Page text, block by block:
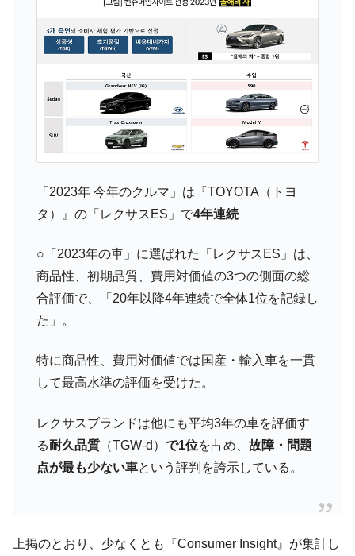
韓国株式市場･暗黒の火曜日。サーキットブ
レイカーも発動！ 半導体2銘柄の暴落
Fact1
日本の誇る海洋資源調査船『白嶺』は先進技術の
Fact1
夏の甲子園、優勝校を最も多く輩出している都道
府県とは？
Fact1 今話題の「楽天ライオンズ」とは？
Fact1 奇跡の毛色「白毛馬」とは？
Fact1
全て勝つといくら？ 競馬GI競走で勝利騎手がもら
える賞金とは？
発表から2日で大崩壊、鳴かず飛ばずに終わりそう
なスーパーリーグとは？
Fact1
日本人マスターズ挑戦の歴史。松山以前に最高位
だった選手とは？
甲子園通算本塁打、最多の清原に次いで多く打っ
ている意外な選手とは？
「2023年 今年のクルマ」は『TOYOTA（トヨ
タ）』の「レクサスES」で4年連続
○「2023年の車」に選ばれた「レクサスES」は、
商品性、初期品質、費用対価値の3つの側面の総
合評価で、「20年以降4年連続で全体1位を記録し
た」。
特に商品性、費用対価値では国産・輸入車を一貫
して最高水準の評価を受けた。
レクサスブランドは他にも平均3年の車を評価す
る耐久品質（TGW-d） で1位を占め、 故障・問題
点が最も少ない車という評判を誇示している。
上掲のとおり、少なくとも『Consumer Insight』が集計し